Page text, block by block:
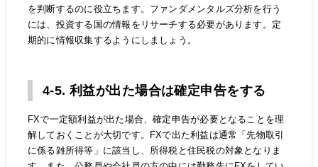
を判断するのに役立ちます。ファンダメンタルズ分析を行う
には、投資する国の情報をリサーチする必要があります。定
期的に情報収集するようにしましょう。
4-5. 利益が出た場合は確定申告をする
FXで一定額利益が出た場合、確定申告が必要となることを理
解しておくことが大切です。FXで出た利益は通常「先物取引
に係る雑所得等」に該当し、所得税と住民税の対象となりま